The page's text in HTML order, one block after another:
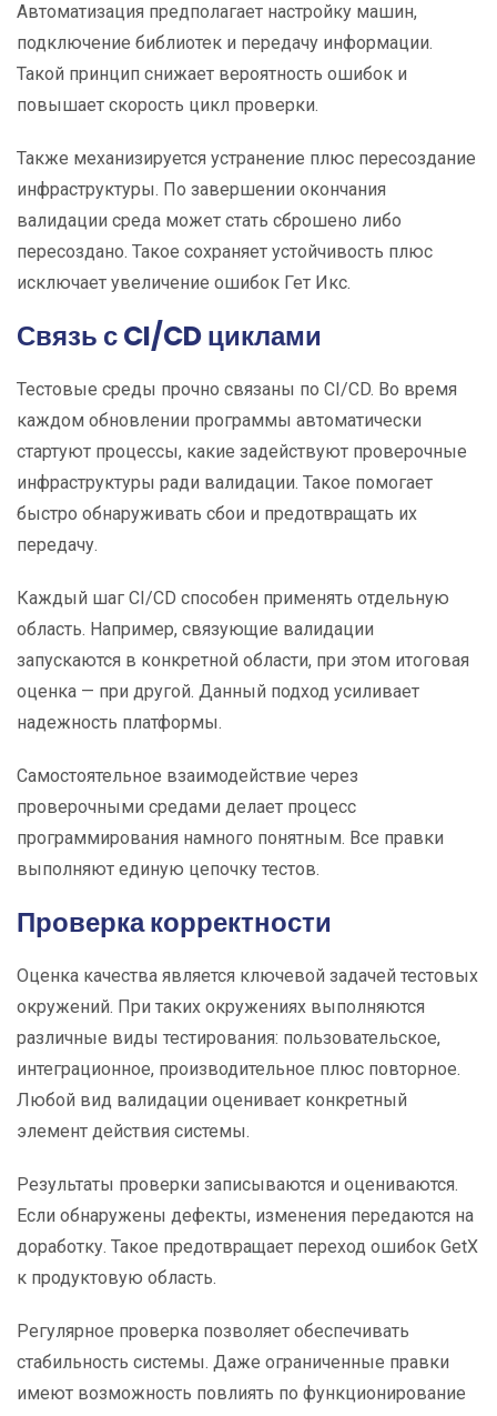
Автоматизация предполагает настройку машин,
подключение библиотек и передачу информации.
Такой принцип снижает вероятность ошибок и
повышает скорость цикл проверки.
Также механизируется устранение плюс пересоздание
инфраструктуры. По завершении окончания
валидации среда может стать сброшено либо
пересоздано. Такое сохраняет устойчивость плюс
исключает увеличение ошибок Гет Икс.
Связь с CI/CD циклами
Тестовые среды прочно связаны по CI/CD. Во время
каждом обновлении программы автоматически
стартуют процессы, какие задействуют проверочные
инфраструктуры ради валидации. Такое помогает
быстро обнаруживать сбои и предотвращать их
передачу.
Каждый шаг CI/CD способен применять отдельную
область. Например, связующие валидации
запускаются в конкретной области, при этом итоговая
оценка — при другой. Данный подход усиливает
надежность платформы.
Самостоятельное взаимодействие через
проверочными средами делает процесс
программирования намного понятным. Все правки
выполняют единую цепочку тестов.
Проверка корректности
Оценка качества является ключевой задачей тестовых
окружений. При таких окружениях выполняются
различные виды тестирования: пользовательское,
интеграционное, производительное плюс повторное.
Любой вид валидации оценивает конкретный
элемент действия системы.
Результаты проверки записываются и оцениваются.
Если обнаружены дефекты, изменения передаются на
доработку. Такое предотвращает переход ошибок GetX
к продуктовую область.
Регулярное проверка позволяет обеспечивать
стабильность системы. Даже ограниченные правки
имеют возможность повлиять по функционирование